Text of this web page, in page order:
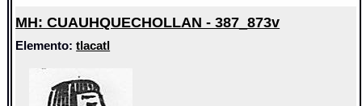
MH: CUAUHQUECHOLLAN - 387_873v
Elemento:tlacatl